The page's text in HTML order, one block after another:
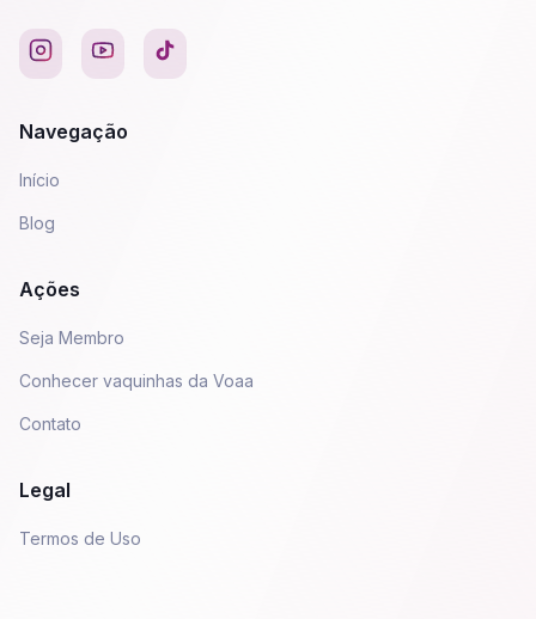
Navegação
Início
Blog
Ações
Seja Membro
Conhecer vaquinhas da Voaa
Contato
Legal
Termos de Uso